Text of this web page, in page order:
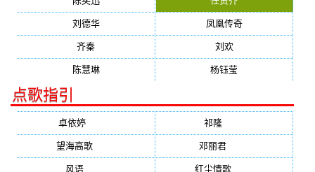
刘德华 凤凰传奇
齐秦 刘欢
陈慧琳 杨钰莹
点歌指引
卓依婷 祁隆(647)
望海高歌 邓丽君
风语 红尘情歌(472)